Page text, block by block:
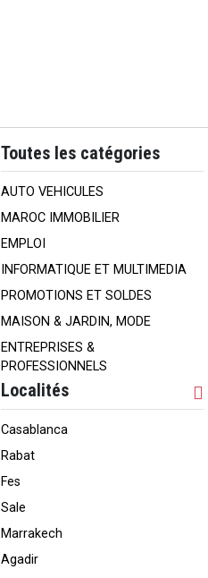
Toutes les catégories
AUTO VEHICULES
MAROC IMMOBILIER
EMPLOI
INFORMATIQUE ET MULTIMEDIA
PROMOTIONS ET SOLDES
MAISON & JARDIN, MODE
ENTREPRISES &
PROFESSIONNELS
Localités
Casablanca
Rabat
Fes
Sale
Marrakech
Agadir